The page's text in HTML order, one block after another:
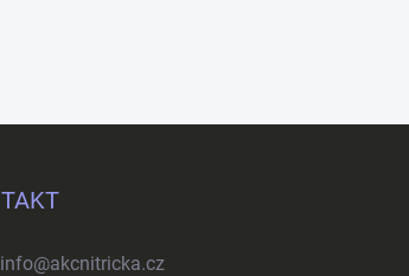
info@akcnitricka.cz